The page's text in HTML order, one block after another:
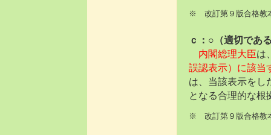
※ 改訂第９版合格教
ｃ：○（適切であ
内閣総理大臣は
誤認表示）に該当
は、当該表示をし
となる合理的な
※ 改訂第９版合格教